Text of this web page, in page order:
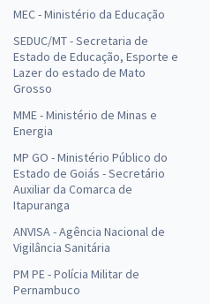
MEC - Ministério da Educação
SEDUC/MT - Secretaria de
Estado de Educação, Esporte e
Lazer do estado de Mato
Grosso
MME - Ministério de Minas e
Energia
MP GO - Ministério Público do
Estado de Goiás - Secretário
Auxiliar da Comarca de
Itapuranga
ANVISA - Agência Nacional de
Vigilância Sanitária
PM PE - Polícia Militar de
Pernambuco